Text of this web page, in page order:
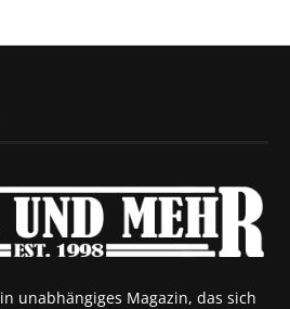
unabhängiges Magazin, das sich